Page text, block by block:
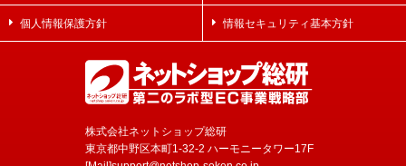
個人情報保護方針 情報セキュリティ基本方針
株式会社ネットショップ総研
東京都中野区本町1-32-2 ハーモニータワー17F